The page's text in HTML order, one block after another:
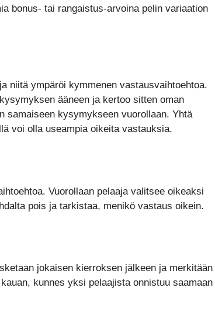
bonus- tai rangaistus-arvoina pelin variaation
niitä ympäröi kymmenen vastausvaihtoehtoa.
ääneen ja kertoo sitten oman
samaiseen kysymykseen vuorollaan. Yhtä
voi olla useampia oikeita vastauksia.
Vuorollaan pelaaja valitsee oikeaksi
pois ja tarkistaa, menikö vastaus oikein.
jokaisen kierroksen jälkeen ja merkitään
kunnes yksi pelaajista onnistuu saamaan